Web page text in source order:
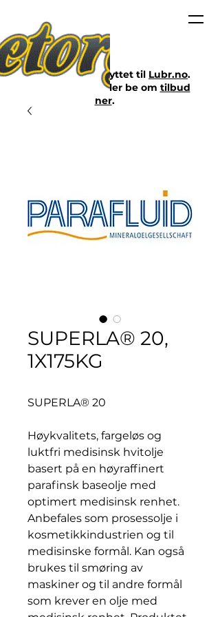
SUPERLA® 20,
1X175KG
SUPERLA® 20
Høykvalitets, fargeløs og
luktfri medisinsk hvitolje
basert på en høyraffinert
parafinsk baseolje med
optimert medisinsk renhet.
Anbefales som prosessolje i
kosmetikkindustrien og til
medisinske formål. Kan også
brukes til smøring av
maskiner og til andre formål
som krever en olje med
Nettbutikken er flyttet til Lubr.no.
Klikk på lenken eller be om tilbud
her.